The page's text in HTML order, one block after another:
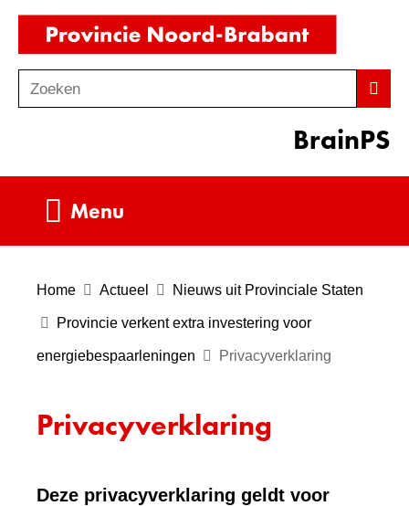
Ga
de
inhoud
o
Zoeken
BrainPS
Menu
Home Actueel Nieuws uit Provinciale Staten
Provincie verkent extra investering voor
energiebespaarleningen Privacyverklaring
Privacyverklaring
Deze privacyverklaring geldt voor